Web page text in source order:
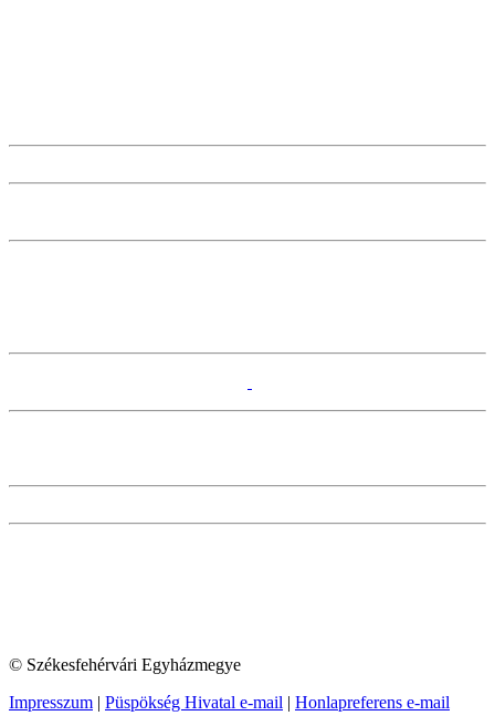
© Székesfehérvári Egyházmegye
Impresszum | Püspökség Hivatal e-mail | Honlapreferens e-mail